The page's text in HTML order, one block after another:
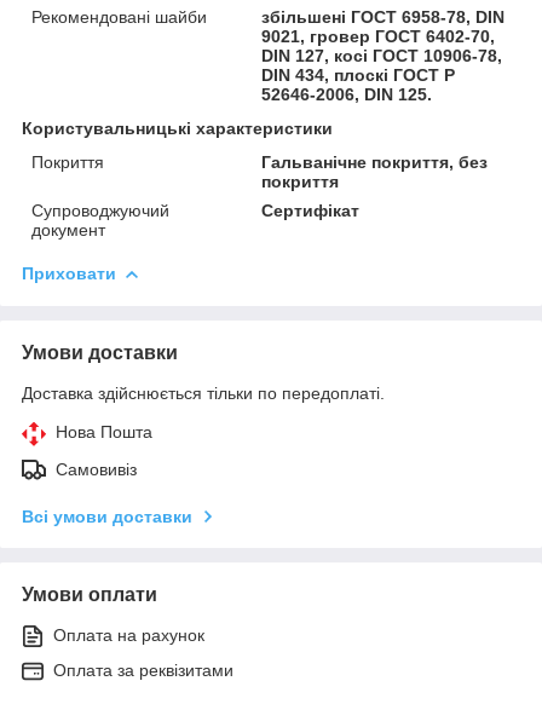
Рекомендовані шайби
збільшені ГОСТ 6958-78, DIN
9021, гровер ГОСТ 6402-70,
DIN 127, косі ГОСТ 10906-78,
DIN 434, плоскі ГОСТ Р
52646-2006, DIN 125.
Користувальницькі характеристики
Покриття
Гальванічне покриття, без
покриття
Супроводжуючий
документ
Сертифікат
Приховати
Умови доставки
Доставка здійснюється тільки по передоплаті.
Нова Пошта
Самовивіз
Всі умови доставки
Умови оплати
Оплата на рахунок
Оплата за реквізитами